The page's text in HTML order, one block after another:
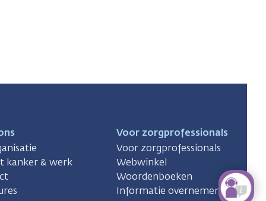
kanker & werk
Voor zorgprofessionals
Voor zorgprofessionals
Webwinkel
Woordenboeken
Informatie overnemen